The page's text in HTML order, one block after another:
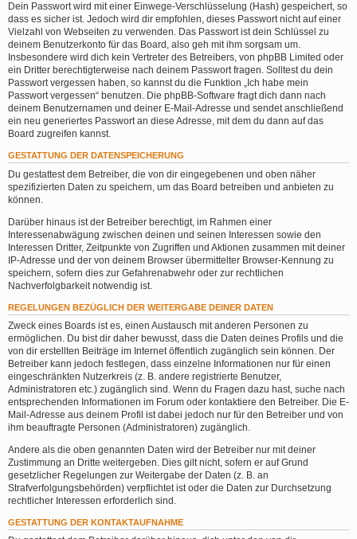
Dein Passwort wird mit einer Einwege-Verschlüsselung (Hash) gespeichert, so
dass es sicher ist. Jedoch wird dir empfohlen, dieses Passwort nicht auf einer
Vielzahl von Webseiten zu verwenden. Das Passwort ist dein Schlüssel zu
deinem Benutzerkonto für das Board, also geh mit ihm sorgsam um.
Insbesondere wird dich kein Vertreter des Betreibers, von phpBB Limited oder
ein Dritter berechtigterweise nach deinem Passwort fragen. Solltest du dein
Passwort vergessen haben, so kannst du die Funktion „Ich habe mein
Passwort vergessen“ benutzen. Die phpBB-Software fragt dich dann nach
deinem Benutzernamen und deiner E-Mail-Adresse und sendet anschließend
ein neu generiertes Passwort an diese Adresse, mit dem du dann auf das
Board zugreifen kannst.
GESTATTUNG DER DATENSPEICHERUNG
Du gestattest dem Betreiber, die von dir eingegebenen und oben näher
spezifizierten Daten zu speichern, um das Board betreiben und anbieten zu
können.
Darüber hinaus ist der Betreiber berechtigt, im Rahmen einer
Interessenabwägung zwischen deinen und seinen Interessen sowie den
Interessen Dritter, Zeitpunkte von Zugriffen und Aktionen zusammen mit deiner
IP-Adresse und der von deinem Browser übermittelter Browser-Kennung zu
speichern, sofern dies zur Gefahrenabwehr oder zur rechtlichen
Nachverfolgbarkeit notwendig ist.
REGELUNGEN BEZÜGLICH DER WEITERGABE DEINER DATEN
Zweck eines Boards ist es, einen Austausch mit anderen Personen zu
ermöglichen. Du bist dir daher bewusst, dass die Daten deines Profils und die
von dir erstellten Beiträge im Internet öffentlich zugänglich sein können. Der
Betreiber kann jedoch festlegen, dass einzelne Informationen nur für einen
eingeschränkten Nutzerkreis (z. B. andere registrierte Benutzer,
Administratoren etc.) zugänglich sind. Wenn du Fragen dazu hast, suche nach
entsprechenden Informationen im Forum oder kontaktiere den Betreiber. Die E-
Mail-Adresse aus deinem Profil ist dabei jedoch nur für den Betreiber und von
ihm beauftragte Personen (Administratoren) zugänglich.
Andere als die oben genannten Daten wird der Betreiber nur mit deiner
Zustimmung an Dritte weitergeben. Dies gilt nicht, sofern er auf Grund
gesetzlicher Regelungen zur Weitergabe der Daten (z. B. an
Strafverfolgungsbehörden) verpflichtet ist oder die Daten zur Durchsetzung
rechtlicher Interessen erforderlich sind.
GESTATTUNG DER KONTAKTAUFNAHME